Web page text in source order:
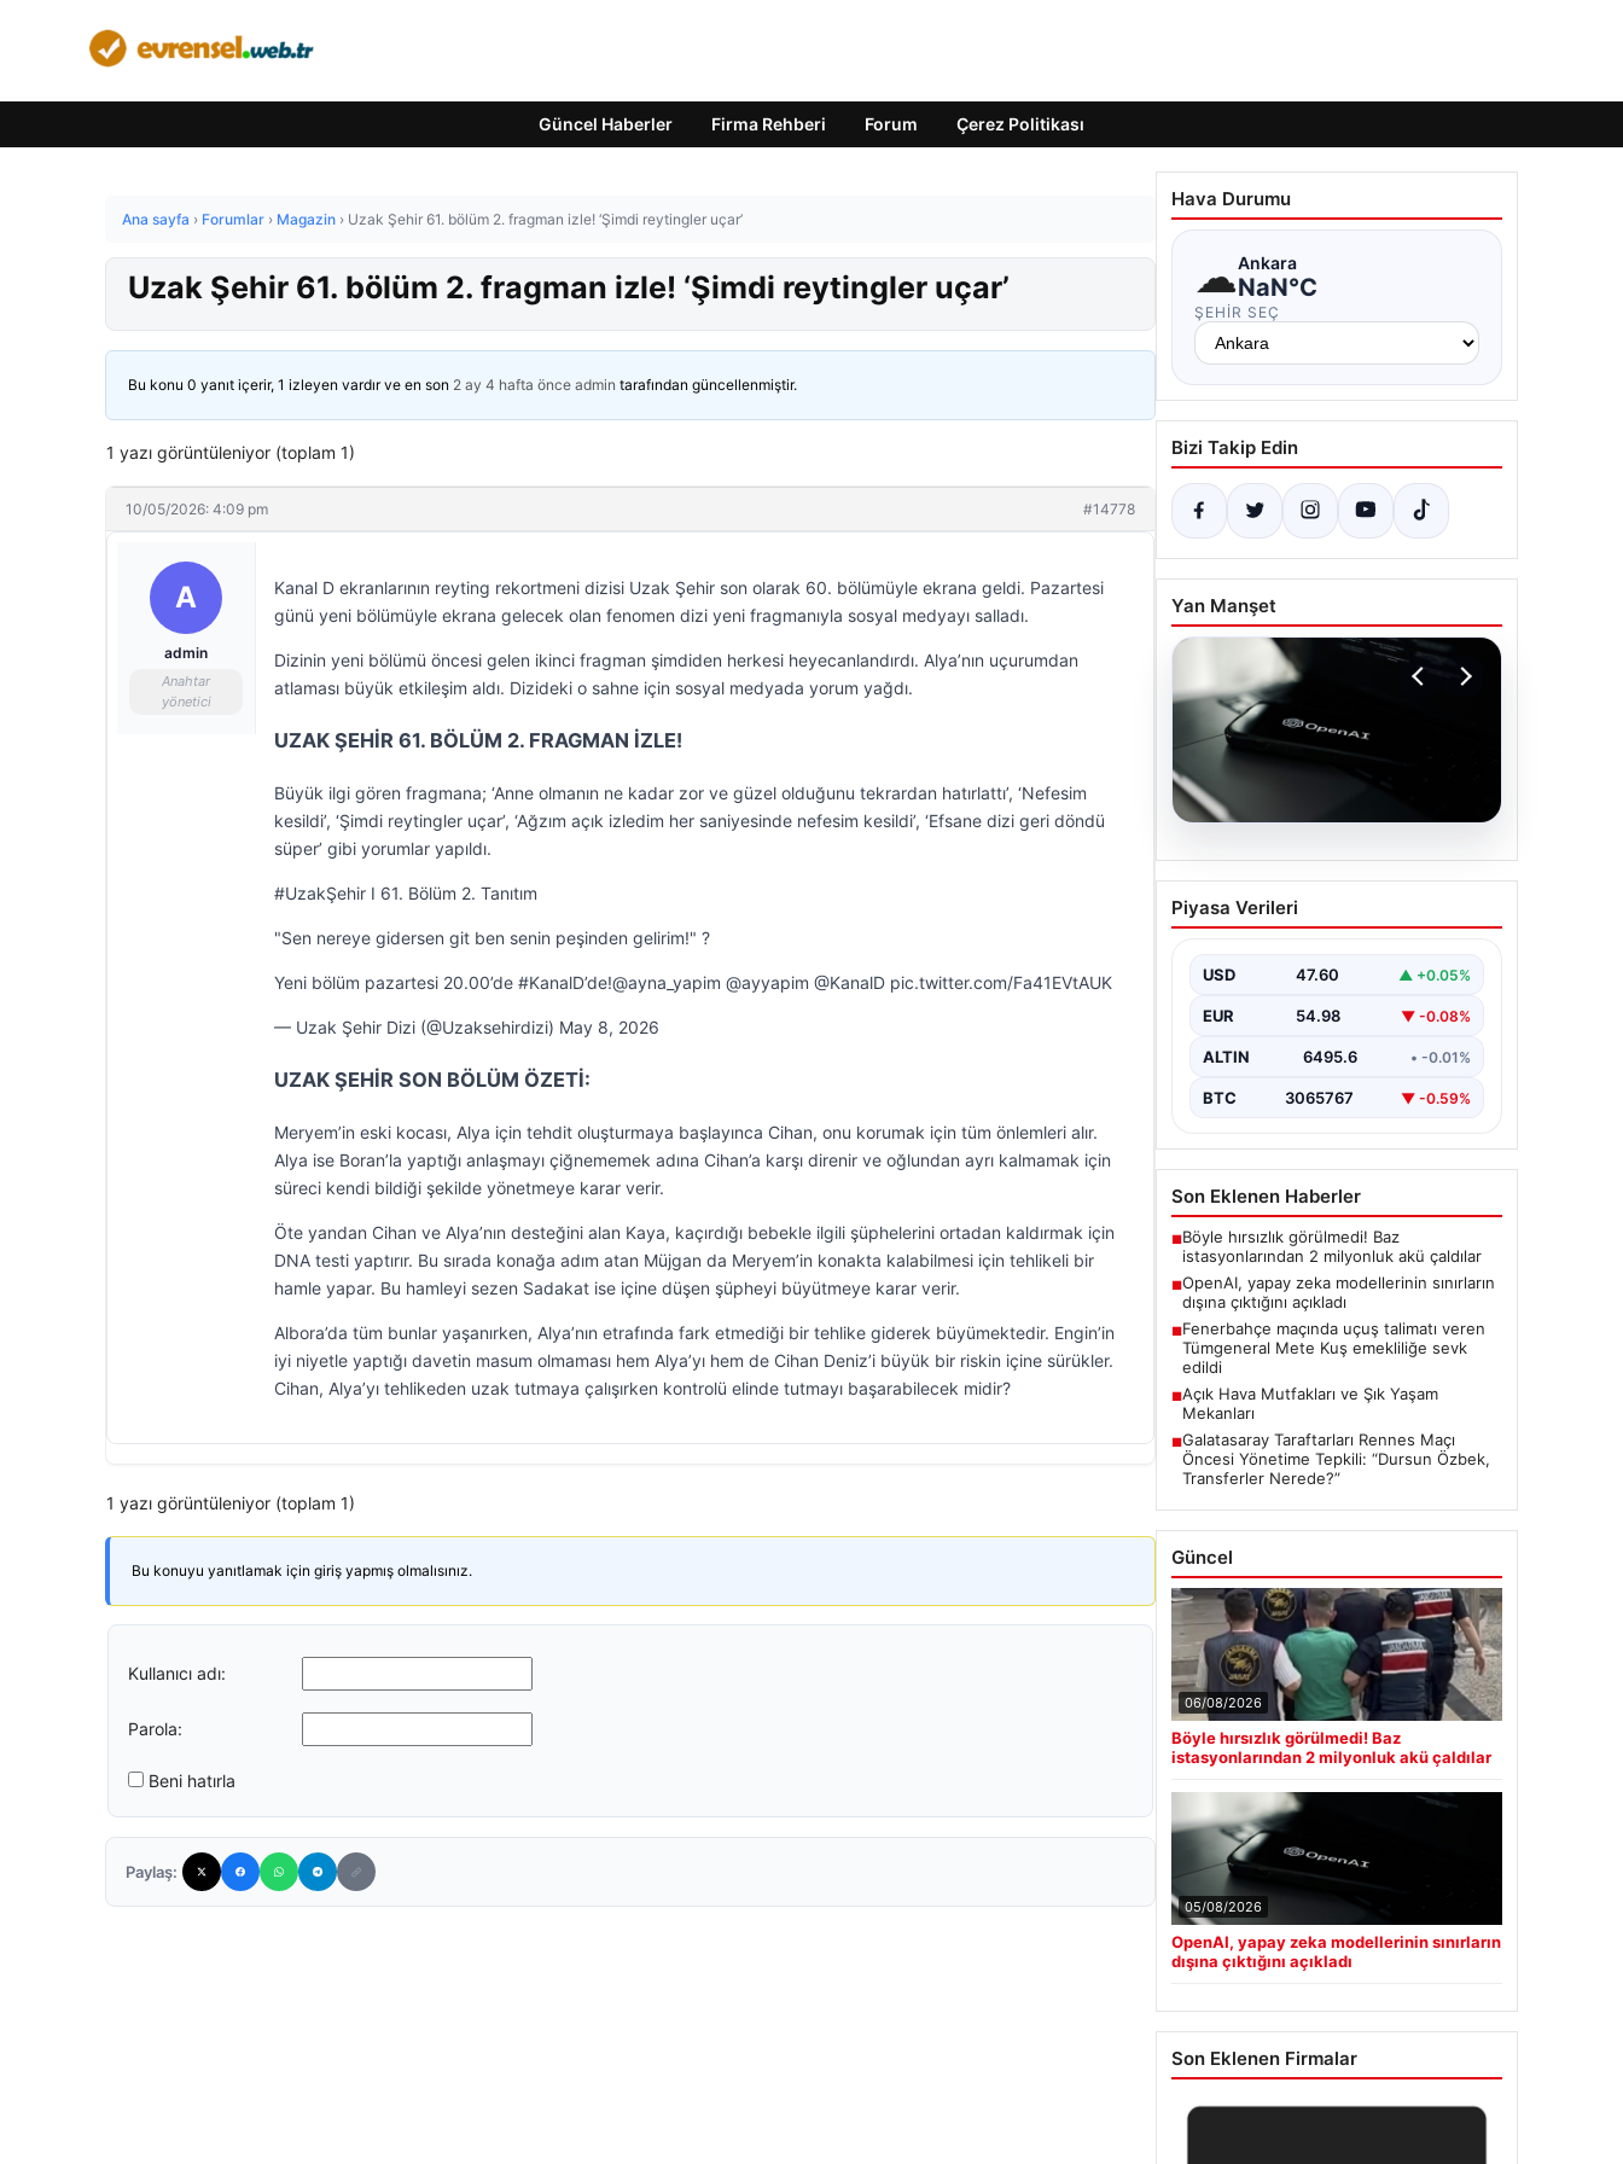
Güncel Haberler Firma Rehberi Forum Çerez Politikası
Ana sayfa › Forumlar › Magazin › Uzak Şehir 61. bölüm 2. fragman izle! ‘Şimdi reytingler uçar’
Uzak Şehir 61. bölüm 2. fragman izle! ‘Şimdi reytingler uçar’
Bu konu 0 yanıt içerir, 1 izleyen vardır ve en son 2 ay 4 hafta önce admin tarafından güncellenmiştir.
1 yazı görüntüleniyor (toplam 1)
10/05/2026: 4:09 pm #14778
A
admin
Anahtar
yönetici
Kanal D ekranlarının reyting rekortmeni dizisi Uzak Şehir son olarak 60. bölümüyle ekrana geldi. Pazartesi
günü yeni bölümüyle ekrana gelecek olan fenomen dizi yeni fragmanıyla sosyal medyayı salladı.
Dizinin yeni bölümü öncesi gelen ikinci fragman şimdiden herkesi heyecanlandırdı. Alya’nın uçurumdan
atlaması büyük etkileşim aldı. Dizideki o sahne için sosyal medyada yorum yağdı.
UZAK ŞEHİR 61. BÖLÜM 2. FRAGMAN İZLE!
Büyük ilgi gören fragmana; ‘Anne olmanın ne kadar zor ve güzel olduğunu tekrardan hatırlattı’, ‘Nefesim
kesildi’, ‘Şimdi reytingler uçar’, ‘Ağzım açık izledim her saniyesinde nefesim kesildi’, ‘Efsane dizi geri döndü
süper’ gibi yorumlar yapıldı.
#UzakŞehir I 61. Bölüm 2. Tanıtım
"Sen nereye gidersen git ben senin peşinden gelirim!" ?
Yeni bölüm pazartesi 20.00’de #KanalD’de!@ayna_yapim @ayyapim @KanalD pic.twitter.com/Fa41EVtAUK
— Uzak Şehir Dizi (@Uzaksehirdizi) May 8, 2026
UZAK ŞEHİR SON BÖLÜM ÖZETİ:
Meryem’in eski kocası, Alya için tehdit oluşturmaya başlayınca Cihan, onu korumak için tüm önlemleri alır.
Alya ise Boran’la yaptığı anlaşmayı çiğnememek adına Cihan’a karşı direnir ve oğlundan ayrı kalmamak için
süreci kendi bildiği şekilde yönetmeye karar verir.
Öte yandan Cihan ve Alya’nın desteğini alan Kaya, kaçırdığı bebekle ilgili şüphelerini ortadan kaldırmak için
DNA testi yaptırır. Bu sırada konağa adım atan Müjgan da Meryem’in konakta kalabilmesi için tehlikeli bir
hamle yapar. Bu hamleyi sezen Sadakat ise içine düşen şüpheyi büyütmeye karar verir.
Albora’da tüm bunlar yaşanırken, Alya’nın etrafında fark etmediği bir tehlike giderek büyümektedir. Engin’in
iyi niyetle yaptığı davetin masum olmaması hem Alya’yı hem de Cihan Deniz’i büyük bir riskin içine sürükler.
Cihan, Alya’yı tehlikeden uzak tutmaya çalışırken kontrolü elinde tutmayı başarabilecek midir?
1 yazı görüntüleniyor (toplam 1)
Bu konuyu yanıtlamak için giriş yapmış olmalısınız.
Kullanıcı adı:
Parola:
Beni hatırla
Paylaş:
Hava Durumu
☁Ankara
NaN°C
ŞEHIR SEÇ
Bizi Takip Edin
Yan Manşet
05.08.2026
OpenAI, yapay zeka
modellerinin sınırların
Piyasa Verileri
USD 47.60 ▲ +0.05%
EUR 54.98 ▼ -0.08%
ALTIN 6495.6 • -0.01%
BTC 3065767 ▼ -0.59%
Son Eklenen Haberler
■Böyle hırsızlık görülmedi! Baz
istasyonlarından 2 milyonluk akü çaldılar
■OpenAI, yapay zeka modellerinin sınırların
dışına çıktığını açıkladı
■Fenerbahçe maçında uçuş talimatı veren
Tümgeneral Mete Kuş emekliliğe sevk
edildi
■Açık Hava Mutfakları ve Şık Yaşam
Mekanları
■Galatasaray Taraftarları Rennes Maçı
Öncesi Yönetime Tepkili: “Dursun Özbek,
Transferler Nerede?”
Güncel
06/08/2026
Böyle hırsızlık görülmedi! Baz
istasyonlarından 2 milyonluk akü çaldılar
05/08/2026
OpenAI, yapay zeka modellerinin sınırların
dışına çıktığını açıkladı
Son Eklenen Firmalar